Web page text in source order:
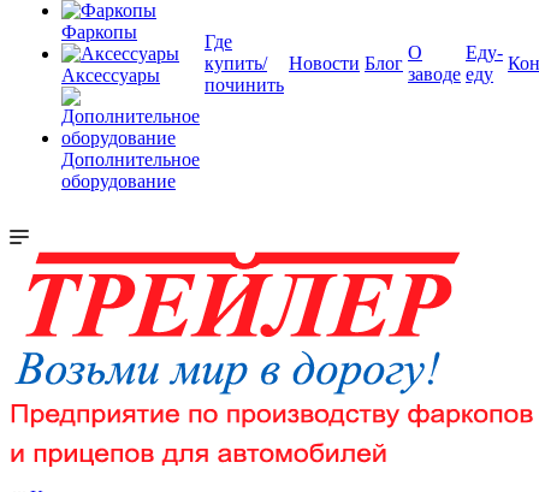
Фаркопы
Аксессуары
Дополнительное
оборудование
Где
купить/
починить
Новости Блог
О
заводе
Еду-
еду